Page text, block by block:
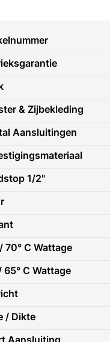
& Zijbekleding
Aansluitingen
1/2"
70° C Wattage
65° C Wattage
/ Dikte